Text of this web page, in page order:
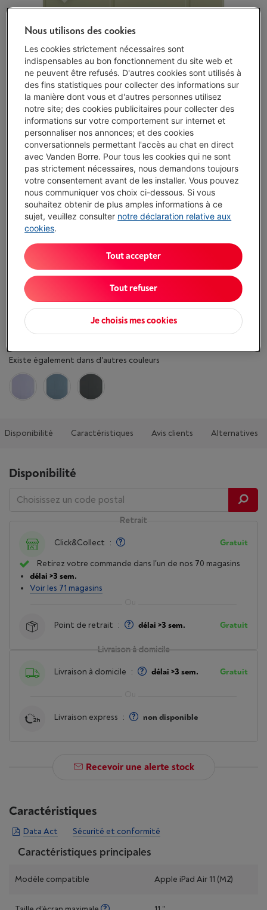
Délai >3 sem. -Voir le stock
€ 89,00
J'achète
Comparer
Atouts
Taille d'écran maximale: 11 "
Couleur: Vert
Afficher toutes les caractéristiques
Existe également dans d'autres couleurs
Disponibilité Caractéristiques Avis clients Alternatives
Disponibilité
Livraison à domicile
Livraison à domicile : délai >3 sem. Gratuit
Livraison express : non disponible
Retrait
Click&Collect : Gratuit
Retirez votre commande dans l'un de nos 70 magasins
délai >3 sem.
Voir les 71 magasins
Point de retrait : délai >3 sem. Gratuit
Recevoir une alerte stock
Caractéristiques
Sécurité et conformité
Data Act
Caractéristiques principales
Modèle compatible Apple iPad Air 11 (M2)
Nous utilisons des cookies
Les cookies strictement nécessaires sont
indispensables au bon fonctionnement du site web et
ne peuvent être refusés. D'autres cookies sont utilisés à
des fins statistiques pour collecter des informations sur
la manière dont vous et d'autres personnes utilisez
notre site; des cookies publicitaires pour collecter des
informations sur votre comportement sur internet et
personnaliser nos annonces; et des cookies
conversationnels permettant l'accès au chat en direct
avec Vanden Borre. Pour tous les cookies qui ne sont
pas strictement nécessaires, nous demandons toujours
votre consentement avant de les installer. Vous pouvez
nous communiquer vos choix ci-dessous. Si vous
souhaitez obtenir de plus amples informations à ce
sujet, veuillez consulter notre déclaration relative aux
cookies.
Je choisis mes cookies
Tout refuser
Tout accepter